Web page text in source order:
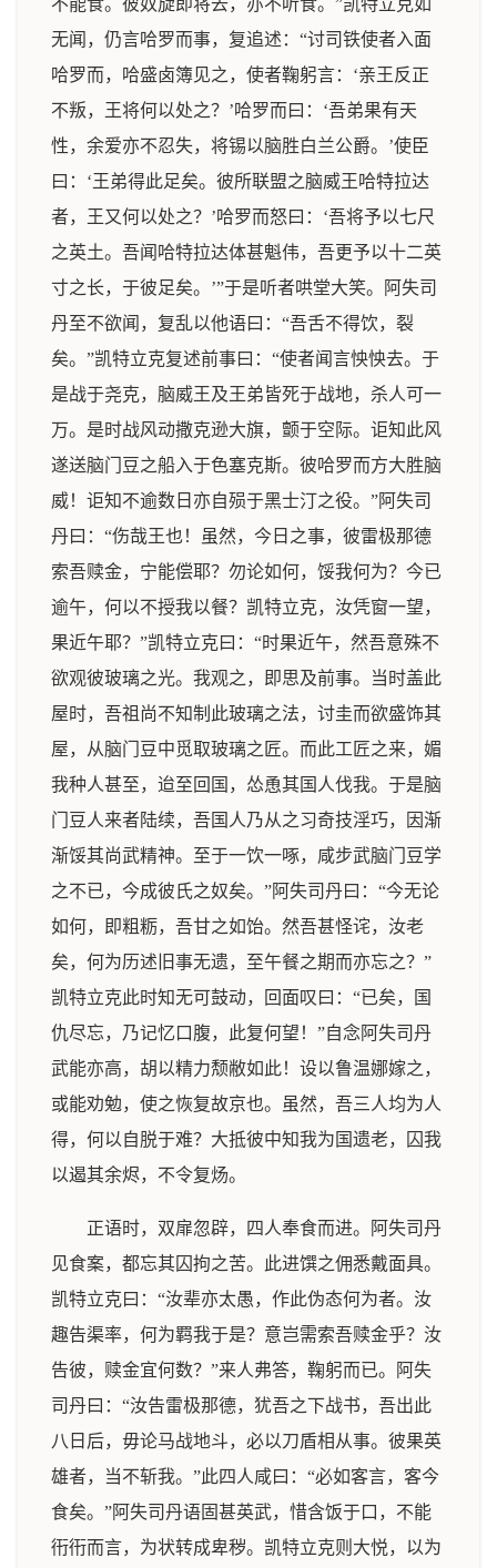
不能食。彼奴旋即将去，亦不听食。”凯特立克如
无闻，仍言哈罗而事，复追述：“讨司铁使者入面
哈罗而，哈盛卤簿见之，使者鞠躬言：‘亲王反正
不叛，王将何以处之？’哈罗而曰：‘吾弟果有天
性，余爱亦不忍失，将锡以脑胜白兰公爵。’使臣
曰：‘王弟得此足矣。彼所联盟之脑威王哈特拉达
者，王又何以处之？’哈罗而怒曰：‘吾将予以七尺
之英土。吾闻哈特拉达体甚魁伟，吾更予以十二英
寸之长，于彼足矣。’”于是听者哄堂大笑。阿失司
丹至不欲闻，复乱以他语曰：“吾舌不得饮，裂
矣。”凯特立克复述前事曰：“使者闻言怏怏去。于
是战于尧克，脑威王及王弟皆死于战地，杀人可一
万。是时战风动撒克逊大旗，颤于空际。讵知此风
遂送脑门豆之船入于色塞克斯。彼哈罗而方大胜脑
威！讵知不逾数日亦自殒于黑士汀之役。”阿失司
丹曰：“伤哉王也！虽然，今日之事，彼雷极那德
索吾赎金，宁能偿耶？勿论如何，馁我何为？今已
逾午，何以不授我以餐？凯特立克，汝凭窗一望，
果近午耶？”凯特立克曰：“时果近午，然吾意殊不
欲观彼玻璃之光。我观之，即思及前事。当时盖此
屋时，吾祖尚不知制此玻璃之法，讨圭而欲盛饰其
屋，从脑门豆中觅取玻璃之匠。而此工匠之来，媚
我种人甚至，迨至回国，怂恿其国人伐我。于是脑
门豆人来者陆续，吾国人乃从之习奇技淫巧，因渐
渐馁其尚武精神。至于一饮一啄，咸步武脑门豆学
之不已，今成彼氏之奴矣。”阿失司丹曰：“今无论
如何，即粗粝，吾甘之如饴。然吾甚怪诧，汝老
矣，何为历述旧事无遗，至午餐之期而亦忘之？”
凯特立克此时知无可鼓动，回面叹曰：“已矣，国
仇尽忘，乃记忆口腹，此复何望！”自念阿失司丹
武能亦高，胡以精力颓敝如此！设以鲁温娜嫁之，
或能劝勉，使之恢复故京也。虽然，吾三人均为人
得，何以自脱于难？大抵彼中知我为国遗老，囚我
以遏其余烬，不令复炀。
正语时，双扉忽辟，四人奉食而进。阿失司丹
见食案，都忘其囚拘之苦。此进馔之佣悉戴面具。
凯特立克曰：“汝辈亦太愚，作此伪态何为者。汝
趣告渠率，何为羁我于是？意岂需索吾赎金乎？汝
告彼，赎金宜何数？”来人弗答，鞠躬而已。阿失
司丹曰：“汝告雷极那德，犹吾之下战书，吾出此
八日后，毋论马战地斗，必以刀盾相从事。彼果英
雄者，当不斩我。”此四人咸曰：“必如客言，客今
食矣。”阿失司丹语固甚英武，惜含饭于口，不能
衎衎而言，为状转成卑秽。凯特立克则大悦，以为